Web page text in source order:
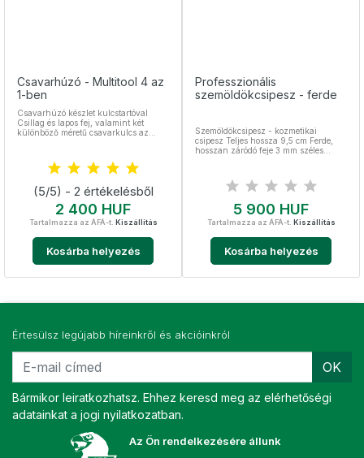
Csavarhúzó - Multitool 4 az
1-ben
Csavarhúzó készlet kulcstartóval
Csillag és lapos fej, valamint két
különböző méretű csavarkulcs az
(5/5) - 2 értékelésből
Ár
2 400 HUF
Tartalmazza az ÁFÁ-t. Kiszállítás
Kosárba helyezés
Professzionális
szemöldökcsipesz - ferde
Szemöldökcsipesz - kozmetikai
csipesz Teljes hossza 9,5 cm Ferde,
hosszan záródó feje 3 mm széles
Ár
5 900 HUF
Tartalmazza az ÁFÁ-t. Kiszállítás
Kosárba helyezés
Értesülsz legújabb híreinkről és akcióinkról
OK
Bármikor leiratkozhatsz. Ehhez keresd meg az elérhetőségi
adatainkat a jogi nyilatkozatban.
Az Ön rendelkezésére állunk